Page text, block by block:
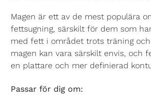
Magen är ett av de mest populära
fettsugning, särskilt för dem som
med fett i området trots träning
magen kan vara särskilt envis, och
en plattare och mer definierad
Passar för dig om: